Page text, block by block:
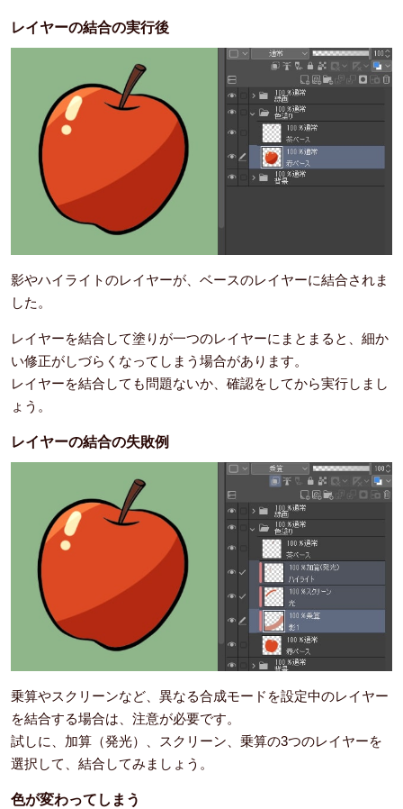
レイヤーの結合の実行後
影やハイライトのレイヤーが、ベースのレイヤーに結合されま
した。
レイヤーを結合して塗りが一つのレイヤーにまとまると、細か
い修正がしづらくなってしまう場合があります。
レイヤーを結合しても問題ないか、確認をしてから実行しまし
ょう。
レイヤーの結合の失敗例
乗算やスクリーンなど、異なる合成モードを設定中のレイヤー
を結合する場合は、注意が必要です。
試しに、加算（発光）、スクリーン、乗算の3つのレイヤーを
選択して、結合してみましょう。
色が変わってしまう